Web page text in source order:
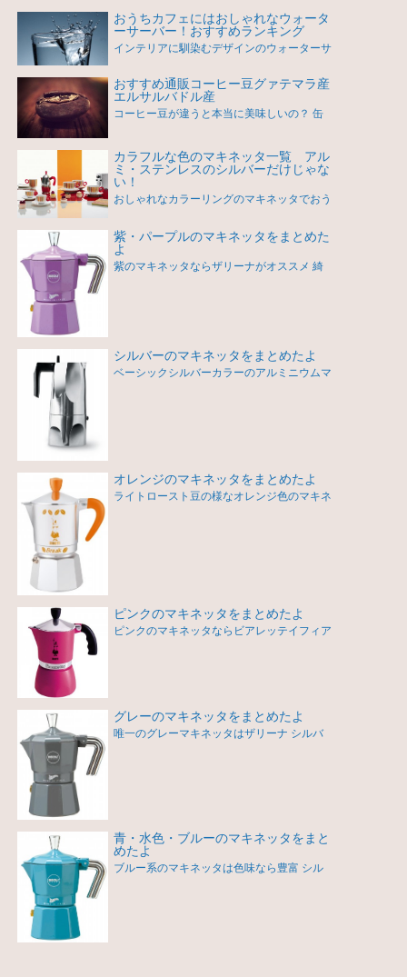
おうちカフェにはおしゃれなウォータ
ーサーバー！おすすめランキング
インテリアに馴染むデザインのウォーターサ
おすすめ通販コーヒー豆グァテマラ産
エルサルバドル産
コーヒー豆が違うと本当に美味しいの？ 缶
カラフルな色のマキネッタ一覧 アル
ミ・ステンレスのシルバーだけじゃな
い！
おしゃれなカラーリングのマキネッタでおう
紫・パープルのマキネッタをまとめた
よ
紫のマキネッタならザリーナがオススメ 綺
シルバーのマキネッタをまとめたよ
ベーシックシルバーカラーのアルミニウムマ
オレンジのマキネッタをまとめたよ
ライトロースト豆の様なオレンジ色のマキネ
ピンクのマキネッタをまとめたよ
ピンクのマキネッタならビアレッテイフィア
グレーのマキネッタをまとめたよ
唯一のグレーマキネッタはザリーナ シルバ
青・水色・ブルーのマキネッタをまと
めたよ
ブルー系のマキネッタは色味なら豊富 シル